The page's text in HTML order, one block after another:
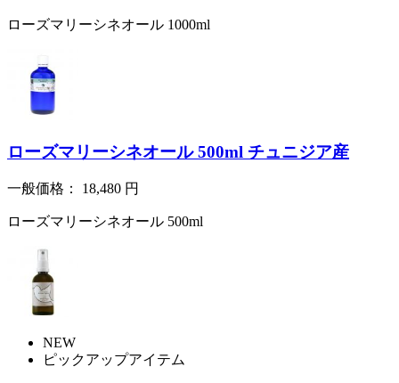
ローズマリーシネオール 1000ml
ローズマリーシネオール 500ml チュニジア産
一般価格： 18,480 円
ローズマリーシネオール 500ml
NEW
ピックアップアイテム